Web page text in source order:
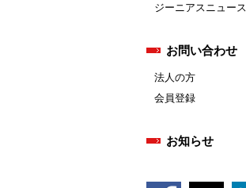
ジーニアスニュース
お問い合わせ
法人の方
会員登録
お知らせ